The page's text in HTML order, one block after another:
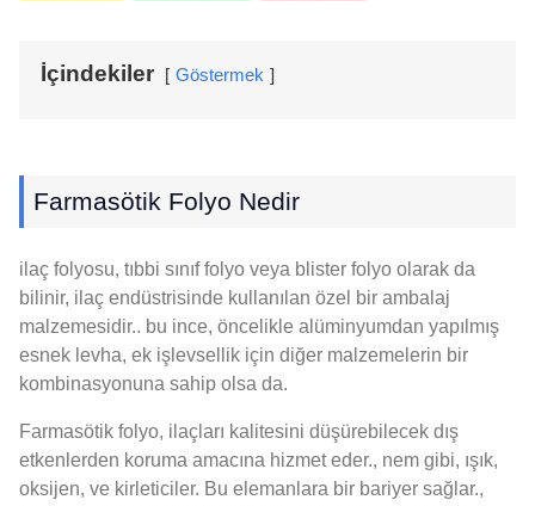
İçindekiler Göstermek
Farmasötik Folyo Nedir
ilaç folyosu, tıbbi sınıf folyo veya blister folyo olarak da
bilinir, ilaç endüstrisinde kullanılan özel bir ambalaj
malzemesidir.. bu ince, öncelikle alüminyumdan yapılmış
esnek levha, ek işlevsellik için diğer malzemelerin bir
kombinasyonuna sahip olsa da.
Farmasötik folyo, ilaçları kalitesini düşürebilecek dış
etkenlerden koruma amacına hizmet eder., nem gibi, ışık,
oksijen, ve kirleticiler. Bu elemanlara bir bariyer sağlar.,